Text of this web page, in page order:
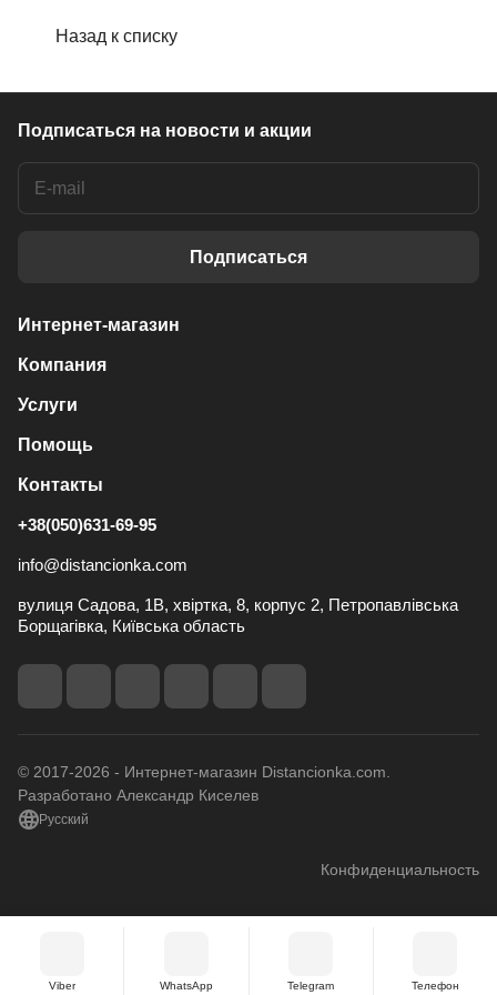
Назад к списку
Подписаться на новости и акции
Подписаться
Интернет-магазин
Компания
Услуги
Помощь
Контакты
+38(050)631-69-95
info@distancionka.com
вулиця Садова, 1В, хвіртка, 8, корпус 2, Петропавлівська
Борщагівка, Київська область
© 2017-2026 - Интернет-магазин Distancionka.com.
Разработано Александр Киселев
Русский
Конфиденциальность
Viber WhatsApp Telegram Телефон